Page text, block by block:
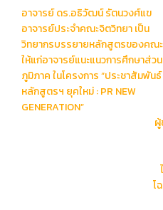
Post
navigation
อาจารย์ ดร.อธิวัฒน์ รัตนวงศ์แข
อาจารย์ประจำคณะจิตวิทยา เป็น
วิทยากรบรรยายหลักสูตรของคณ
ให้แก่อาจารย์แนะแนวการศึกษาส่วน
ภูมิภาค ในโครงการ “ประชาสัมพันธ์
หลักสูตรฯ ยุคใหม่ : PR NEW
GENERATION”
โ